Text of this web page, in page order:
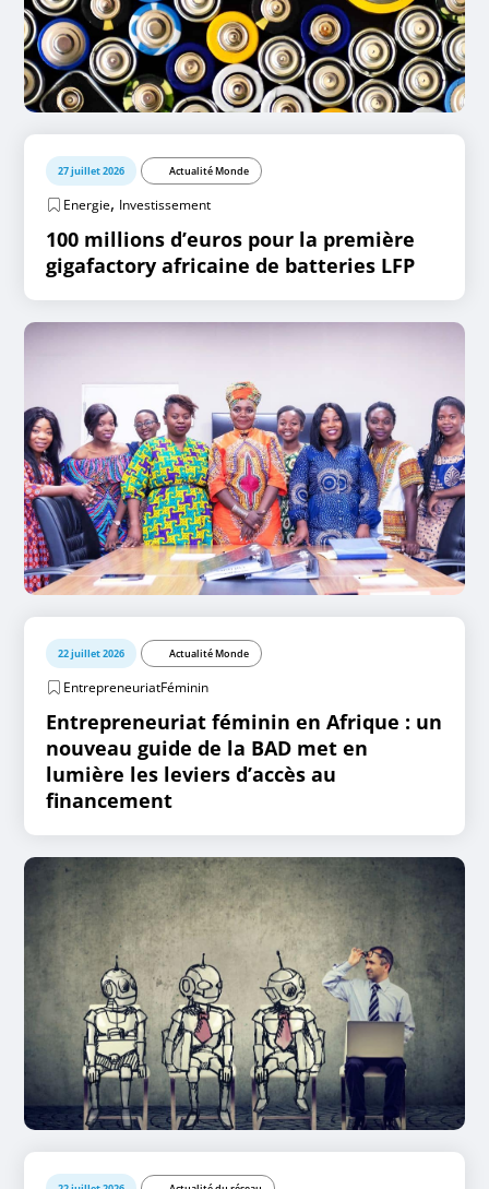
27 juillet 2026 Actualité Monde
Energie, Investissement
100 millions d’euros pour la première
gigafactory africaine de batteries LFP
22 juillet 2026 Actualité Monde
EntrepreneuriatFéminin
Entrepreneuriat féminin en Afrique : un
nouveau guide de la BAD met en
lumière les leviers d’accès au
financement